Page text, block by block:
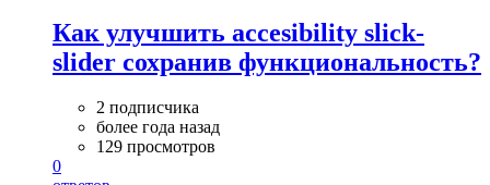
Как улучшить accesibility slick-
slider сохранив функциональность?
2 подписчика
более года назад
129 просмотров
0